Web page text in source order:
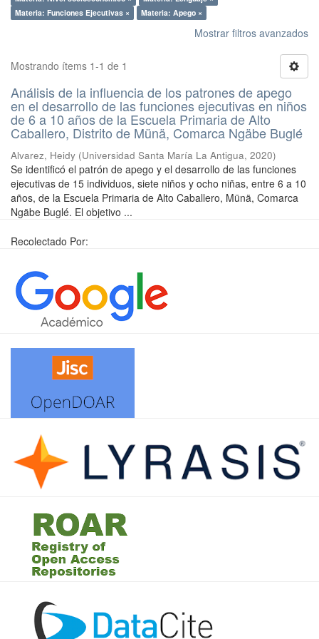
Materia: Funciones Ejecutivas ×
Materia: Apego ×
Mostrar filtros avanzados
Mostrando ítems 1-1 de 1
Análisis de la influencia de los patrones de apego
en el desarrollo de las funciones ejecutivas en niños
de 6 a 10 años de la Escuela Primaria de Alto
Caballero, Distrito de Münä, Comarca Ngäbe Buglé
Alvarez, Heidy (Universidad Santa María La Antigua, 2020)
Se identificó el patrón de apego y el desarrollo de las funciones
ejecutivas de 15 individuos, siete niños y ocho niñas, entre 6 a 10
años, de la Escuela Primaria de Alto Caballero, Münä, Comarca
Ngäbe Buglé. El objetivo ...
Recolectado Por: